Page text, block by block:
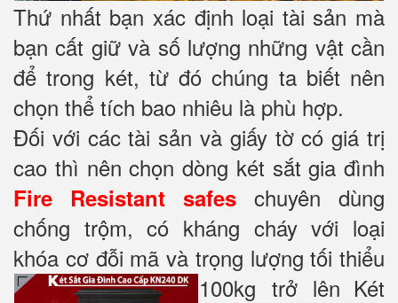
Thứ nhất bạn xác định loại tài sản mà
bạn cất giữ và số lượng những vật cần
để trong két, từ đó chúng ta biết nên
chọn thể tích bao nhiêu là phù hợp.
Đối với các tài sản và giấy tờ có giá trị
cao thì nên chọn dòng két sắt gia đình
Fire Resistant safes chuyên dùng
chống trộm, có kháng cháy với loại
khóa cơ đỗi mã và trọng lượng tối thiểu
100kg trở lên Két